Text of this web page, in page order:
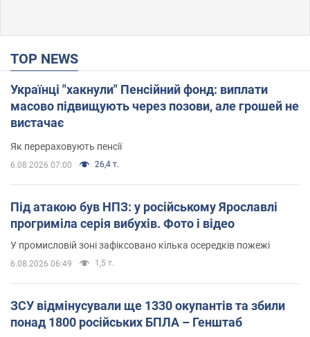
TOP NEWS
Українці "хакнули" Пенсійний фонд: виплати
масово підвищують через позови, але грошей не
вистачає
Як перераховують пенсії
6.08.2026 07:00 26,4 т.
Під атакою був НПЗ: у російському Ярославлі
прогриміла серія вибухів. Фото і відео
У промисловій зоні зафіксовано кілька осередків пожежі
6.08.2026 06:49 1,5 т.
ЗСУ відмінусували ще 1330 окупантів та збили
понад 1800 російських БПЛА – Генштаб